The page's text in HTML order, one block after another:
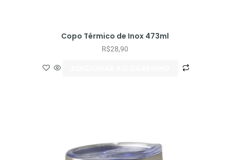
Copo Térmico de Inox 473ml
R$28,90